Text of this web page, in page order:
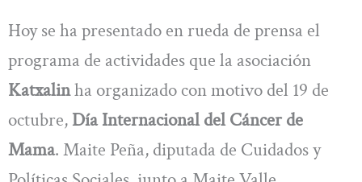
Hoy se ha presentado en rueda de prensa el
programa de actividades que la asociación
Katxalinha organizado con motivo del 19 de
octubre, Día Internacional del Cáncer de
Mama. Maite Peña, diputada de Cuidados y